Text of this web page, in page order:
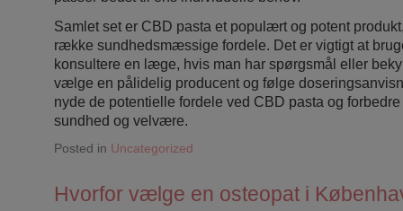
Samlet set er CBD pasta et populært og potent
række sundhedsmæssige fordele. Det er vigtigt at
konsultere en læge, hvis man har spørgsmål eller
vælge en pålidelig producent og følge
nyde de potentielle fordele ved CBD pasta og
sundhed og velvære.
Posted in Uncategorized
Hvorfor vælge en osteopat i